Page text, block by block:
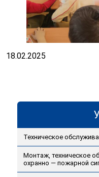
18.02.2025
Техническое
Монтаж, техническое
охранно — пожарной